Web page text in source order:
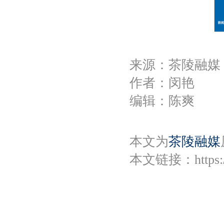
来源：茶陵融媒
作者：闵艳
编辑：陈爽
本文为茶陵融媒
本文链接：